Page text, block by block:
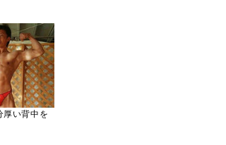
厚い背中を